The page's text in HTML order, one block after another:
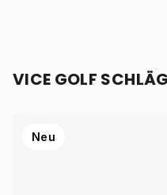
VICE GOLF
Neu